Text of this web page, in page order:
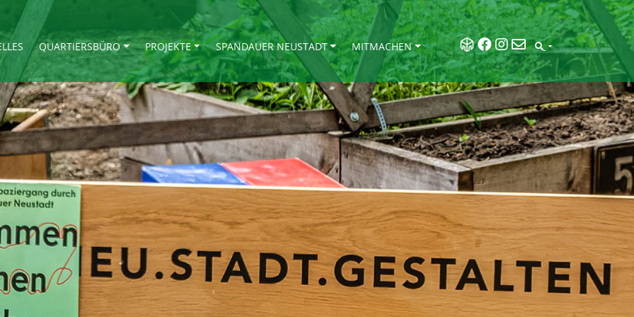
QUARTIERSBÜRO PROJEKTE SPANDAUER NEUSTADT MITMACHEN SEARCH